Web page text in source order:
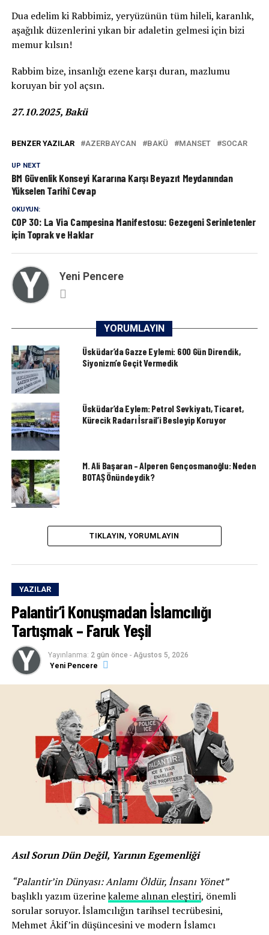
Dua edelim ki Rabbimiz, yeryüzünün tüm hileli, karanlık,
aşağılık düzenlerini yıkan bir adaletin gelmesi için bizi
memur kılsın!
Rabbim bize, insanlığı ezene karşı duran, mazlumu
koruyan bir yol açsın.
27.10.2025, Bakü
BENZER YAZILAR AZERBAYCAN BAKÜ MANSET SOCAR
UP NEXT
BM Güvenlik Konseyi Kararına Karşı Beyazıt Meydanından
Yükselen Tarihî Cevap
OKUYUN:
COP 30: La Via Campesina Manifestosu: Gezegeni Serinletenler
için Toprak ve Haklar
Yeni Pencere
YORUMLAYIN
Üsküdar’da Gazze Eylemi: 600 Gün Direndik,
Siyonizm’e Geçit Vermedik
Üsküdar’da Eylem: Petrol Sevkiyatı, Ticaret,
Kürecik Radarı İsrail’i Besleyip Koruyor
M. Ali Başaran – Alperen Gençosmanoğlu: Neden
BOTAŞ Önündeydik?
TIKLAYIN, YORUMLAYIN
YAZILAR
Palantir’i Konuşmadan İslamcılığı
Tartışmak – Faruk Yeşil
Yayınlanma: 2 gün önce - Ağustos 5, 2026
Yeni Pencere
Asıl Sorun Dün Değil, Yarının Egemenliği
“Palantir’in Dünyası: Anlamı Öldür, İnsanı Yönet”
başlıklı yazım üzerinekaleme alınan eleştiri, önemli
sorular soruyor. İslamcılığın tarihsel tecrübesini,
Mehmet Âkif’in düşüncesini ve modern İslamcı